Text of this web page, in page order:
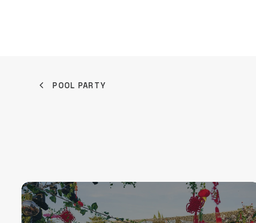
POOL PARTY